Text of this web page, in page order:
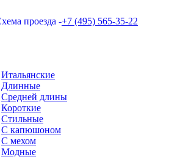
проезда -+7 (495) 565-35-22
Итальянские
Длинные
Средней длины
Короткие
Стильные
С капюшоном
С мехом
Модные